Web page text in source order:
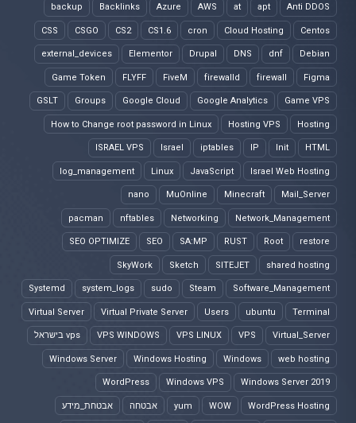
Anti DDOS
apt
at
AWS
Azure
Backlinks
backup
Centos
Cloud Hosting
cron
CS1.6
CS2
CSGO
CSS
Debian
dnf
DNS
Drupal
Elementor
external_devices
Figma
firewall
firewalld
FiveM
FLYFF
Game Token
Game VPS
Google Analytics
Google Cloud
Groups
GSLT
Hosting
Hosting VPS
How to Change root password in Linux
HTML
Init
IP
iptables
Israel
ISRAEL VPS
Israel Web Hosting
JavaScript
Linux
log_management
Mail_Server
Minecraft
MuOnline
nano
Network_Management
Networking
nftables
pacman
restore
Root
RUST
SA:MP
SEO
SEO OPTIMIZE
shared hosting
SITEJET
Sketch
SkyWork
Software_Management
Steam
sudo
system_logs
Systemd
Terminal
ubuntu
Users
Virtual Private Server
Virtual Server
Virtual_Server
VPS
VPS LINUX
VPS WINDOWS vps בישראל
web hosting
Windows
Windows Hosting
Windows Server
Windows Server 2019
Windows VPS
WordPress
WordPress Hosting
WOW
yum אבטחה אבטחת_מידע